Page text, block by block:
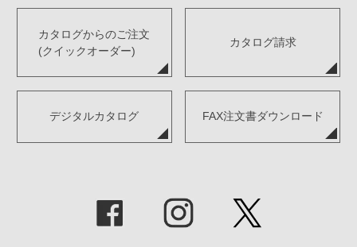
カタログからのご注文
(クイックオーダー)
カタログ請求
デジタルカタログ FAX注文書ダウンロード